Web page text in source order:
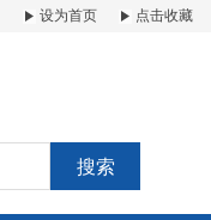
设为首页 点击收藏
搜索